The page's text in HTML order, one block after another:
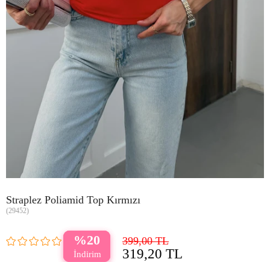
Straplez Poliamid Top Kırmızı
(29452)
20 399,00 TL
319,20 TL